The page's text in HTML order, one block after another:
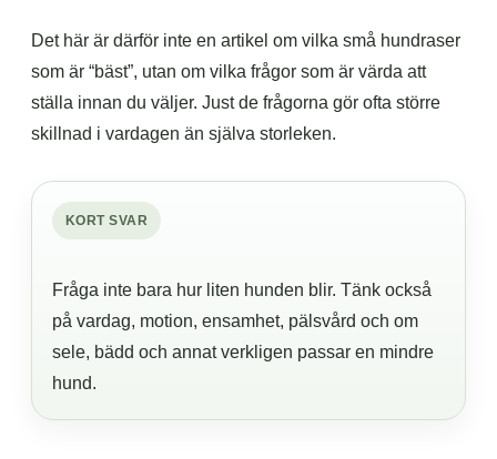
Det här är därför inte en artikel om vilka små hundraser
som är “bäst”, utan om vilka frågor som är värda att
ställa innan du väljer. Just de frågorna gör ofta större
skillnad i vardagen än själva storleken.
KORT SVAR
Fråga inte bara hur liten hunden blir. Tänk också
på vardag, motion, ensamhet, pälsvård och om
sele, bädd och annat verkligen passar en mindre
hund.